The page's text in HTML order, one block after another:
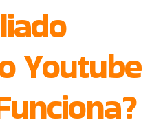
Youtube